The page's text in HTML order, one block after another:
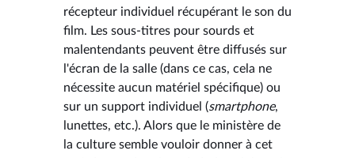
récepteur individuel récupérant le son du
film. Les sous-titres pour sourds et
malentendants peuvent être diffusés sur
l'écran de la salle (dans ce cas, cela ne
nécessite aucun matériel spécifique) ou
sur un support individuel (smartphone,
lunettes, etc.). Alors que le ministère de
la culture semble vouloir donner à cet